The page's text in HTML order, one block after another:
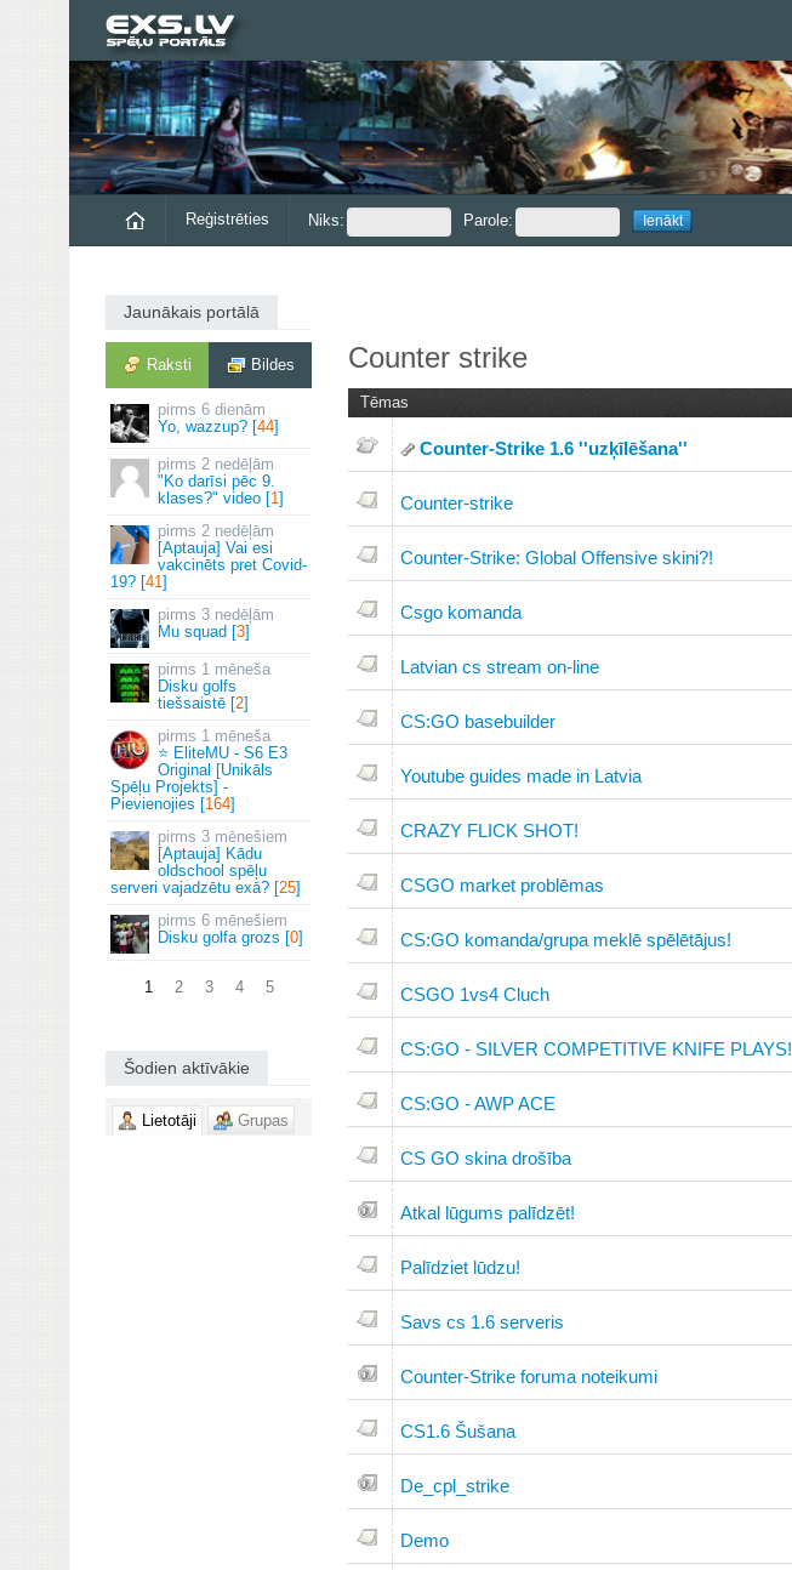
Reģistrēties Niks: Parole:
Jaunākais portālā
Raksti Bildes
6 dienām
Yo, wazzup? [44]
2 nedēļām
"Ko darīsi pēc 9.
klases?" video [1]
2 nedēļām
[Aptauja] Vai esi
vakcinēts pret Covid-
19? [41]
3 nedēļām
Mu squad [3]
1 mēneša
Disku golfs
tiešsaistē [2]
1 mēneša
⭐ EliteMU - S6 E3
Original [Unikāls
Spēļu Projekts] -
Pievienojies [164]
3 mēnešiem
[Aptauja] Kādu
oldschool spēļu
serveri vajadzētu exā? [25]
6 mēnešiem
Disku golfa grozs [0]
1 2 3 4 5
Šodien aktīvākie
Lietotāji Grupas
Counter strike
Tēmas
Counter-Strike 1.6 ''uzķīlēšana''
Counter-strike
Counter-Strike: Global Offensive skini?!
Csgo komanda
Latvian cs stream on-line
CS:GO basebuilder
Youtube guides made in Latvia
CRAZY FLICK SHOT!
CSGO market problēmas
CS:GO komanda/grupa meklē spēlētājus!
CSGO 1vs4 Cluch
CS:GO - SILVER COMPETITIVE KNIFE PLAYS!
CS:GO - AWP ACE
CS GO skina drošība
Atkal lūgums palīdzēt!
Palīdziet lūdzu!
Savs cs 1.6 serveris
Counter-Strike foruma noteikumi
CS1.6 Šušana
De_cpl_strike
Demo